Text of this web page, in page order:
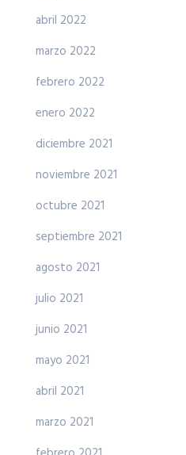
abril 2022
marzo 2022
febrero 2022
enero 2022
diciembre 2021
noviembre 2021
octubre 2021
septiembre 2021
agosto 2021
julio 2021
junio 2021
mayo 2021
abril 2021
marzo 2021